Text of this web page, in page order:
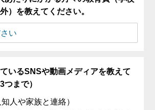
）を教えてください。
いるSNSや動画メディアを教えて
つまで）
人や家族と連絡）